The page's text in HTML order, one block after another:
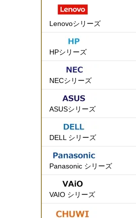
Lenovoシリーズ
HPシリーズ
NECシリーズ
ASUSシリーズ
DELL シリーズ
Panasonic シリーズ
VAIO シリーズ